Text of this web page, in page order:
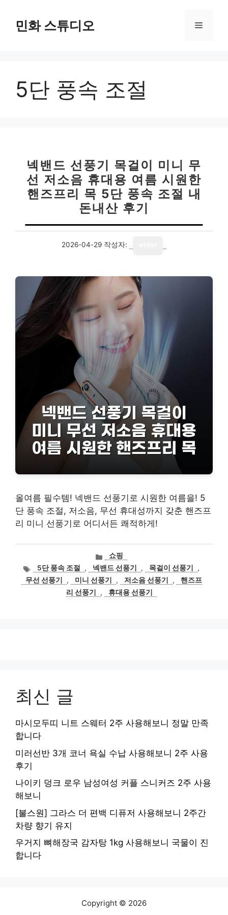
민화 스튜디오 메
5단 풍속 조절
넥밴드 선풍기 목걸이 미니 무
선 저소음 휴대용 여름 시원한
핸즈프리 목 5단 풍속 조절 내
돈내산 후기
2026-04-29 작성자:
올여름 필수템! 넥밴드 선풍기로 시원한 여름을! 5
단 풍속 조절, 저소음, 무선 휴대성까지 갖춘 핸즈프
리 미니 선풍기로 어디서든 쾌적하게!
카
테
고
리
쇼핑
태
그
5단 풍속 조절 , 넥밴드 선풍기 , 목걸이 선풍기
,
무선 선풍기
, 미니 선풍기 , 저소음 선풍기 ,
핸즈프
리 선풍기
, 휴대용 선풍기
최신 글
마시모두띠 니트 스웨터 2주 사용해보니 정말 만족
합니다
미러선반 3개 코너 욕실 수납 사용해보니 2주 사용
후기
나이키 덩크 로우 남성여성 커플 스니커즈 2주 사용
해보니
[불스원] 그라스 더 편백 디퓨저 사용해보니 2주간
차량 향기 유지
우거지 뼈해장국 감자탕 1kg 사용해보니 국물이 진
합니다
Copyright © 2026